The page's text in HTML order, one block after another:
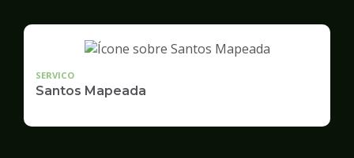
SERVICO
Santos Mapeada